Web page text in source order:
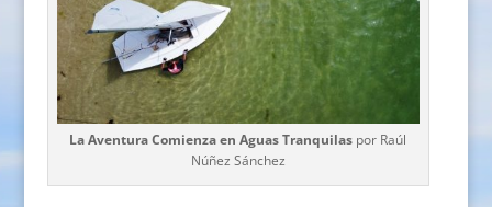
La Aventura Comienza en Aguas Tranquilas por Raúl
Núñez Sánchez